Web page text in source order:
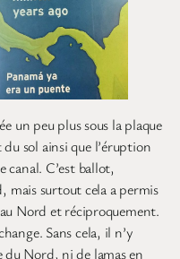
un peu plus sous la plaque
sol ainsi que l’éruption
C’est ballot,
mais surtout cela a permis
Nord et réciproquement.
Sans cela, il n’y
du Nord, ni de lamas en